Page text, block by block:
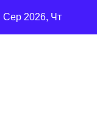
Сер 2026, Чт